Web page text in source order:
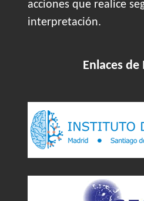
acciones que realice
interpretación.
Enlaces